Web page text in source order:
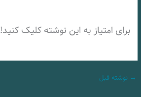
برای امتیاز به این نوشته کلیک کنید!
→ نوشته قبل